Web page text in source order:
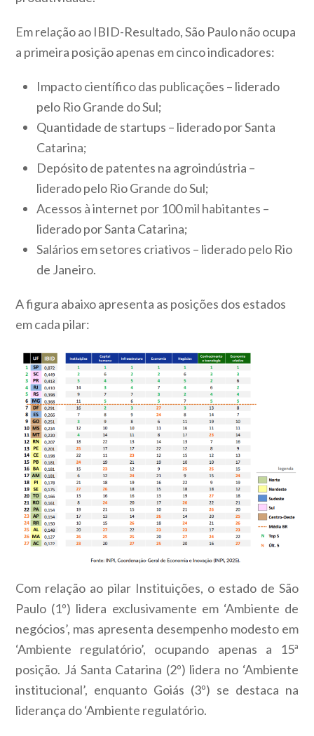
Em relação ao IBID-Resultado, São Paulo não ocupa
a primeira posição apenas em cinco indicadores:
Impacto científico das publicações – liderado
pelo Rio Grande do Sul;
Quantidade de startups – liderado por Santa
Catarina;
Depósito de patentes na agroindústria –
liderado pelo Rio Grande do Sul;
Acessos à internet por 100 mil habitantes –
liderado por Santa Catarina;
Salários em setores criativos – liderado pelo Rio
de Janeiro.
A figura abaixo apresenta as posições dos estados
em cada pilar:
Com relação ao pilar Instituições, o estado de São
Paulo (1º) lidera exclusivamente em ‘Ambiente de
negócios’, mas apresenta desempenho modesto em
‘Ambiente regulatório’, ocupando apenas a 15ª
posição. Já Santa Catarina (2º) lidera no ‘Ambiente
institucional’, enquanto Goiás (3º) se destaca na
liderança do ‘Ambiente regulatório.